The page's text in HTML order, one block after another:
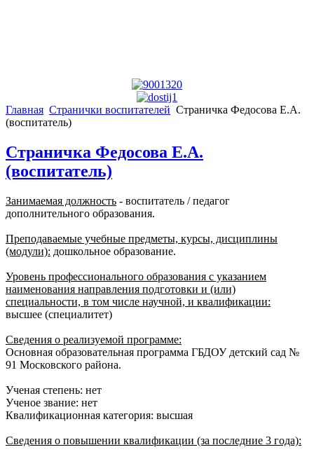
Главная Странички воспитателей Страничка Федосова Е.А.
(воспитатель)
Страничка Федосова Е.А.
(воспитатель)
Занимаемая должность - воспитатель / педагог
дополнительного образования.
Преподаваемые учебные предметы, курсы, дисциплины
(модули): дошкольное образование.
Уровень профессионального образования с указанием
наименования направления подготовки и (или)
специальности, в том числе научной, и квалификации:
высшее (специалитет)
Сведения о реализуемой программе:
Основная образовательная программа ГБДОУ детский сад №
91 Московского района.
Ученая степень: нет
Ученое звание: нет
Квалификационная категория: высшая
Сведения о повышении квалификации (за последние 3 года):